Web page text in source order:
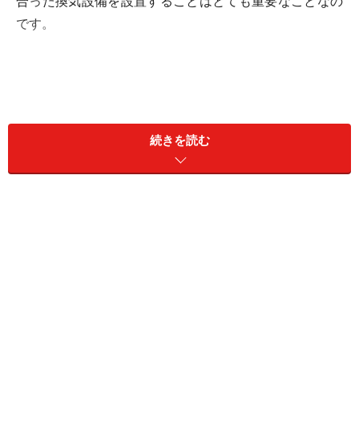
です。
続きを読む